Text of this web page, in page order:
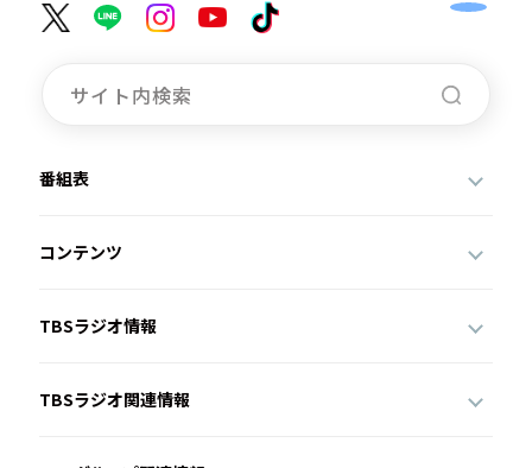
番組表
コンテンツ
TBSラジオ情報
TBSラジオ関連情報